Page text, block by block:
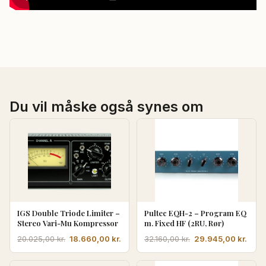
Du vil måske også synes om
IGS Double Triode Limiter –
Stereo Vari-Mu Kompressor
20.025,00kr. Den
oprindelige
pris
18.660,00 kr.
aktuelle
pris
Pultec EQH-2 – Program EQ
m. Fixed HF (2RU, Rør)
32.160,00kr. Den
oprindelige
pris
29.945,00 kr.
pris